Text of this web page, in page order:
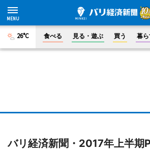
26°C 食べる 見る・遊ぶ 買う 暮ら
バリ経済新聞・2017年上半期